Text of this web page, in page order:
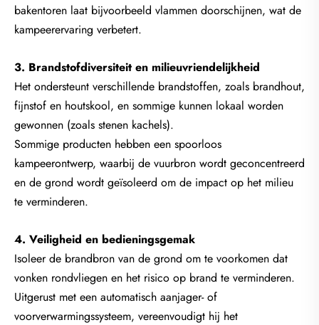
bakentoren laat bijvoorbeeld vlammen doorschijnen, wat de
kampeerervaring verbetert.
3. Brandstofdiversiteit en milieuvriendelijkheid
Het ondersteunt verschillende brandstoffen, zoals brandhout,
fijnstof en houtskool, en sommige kunnen lokaal worden
gewonnen (zoals stenen kachels).
Sommige producten hebben een spoorloos
kampeerontwerp, waarbij de vuurbron wordt geconcentreerd
en de grond wordt geïsoleerd om de impact op het milieu
te verminderen.
4. Veiligheid en bedieningsgemak
Isoleer de brandbron van de grond om te voorkomen dat
vonken rondvliegen en het risico op brand te verminderen.
Uitgerust met een automatisch aanjager- of
voorverwarmingssysteem, vereenvoudigt hij het